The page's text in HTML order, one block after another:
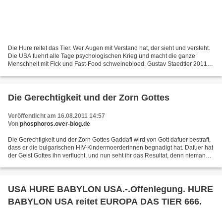
Die Hure reitet das Tier. Wer Augen mit Verstand hat, der sieht und versteht.
Die USA fuehrt alle Tage psychologischen Krieg und macht die ganze
Menschheit mit Fick und Fast-Food schweinebloed. Gustav Staedtler 2011
Die Gerechtigkeit und der Zorn Gottes
Veröffentlicht am 16.08.2011 14:57
Von phosphoros.over-blog.de
Die Gerechtigkeit und der Zorn Gottes Gaddafi wird von Gott dafuer bestraft,
dass er die bulgarischen HIV-Kindermoerderinnen begnadigt hat. Dafuer hat
der Geist Gottes ihn verflucht, und nun seht ihr das Resultat, denn niemand
USA HURE BABYLON USA.-.Offenlegung. HURE
BABYLON USA reitet EUROPA DAS TIER 666.